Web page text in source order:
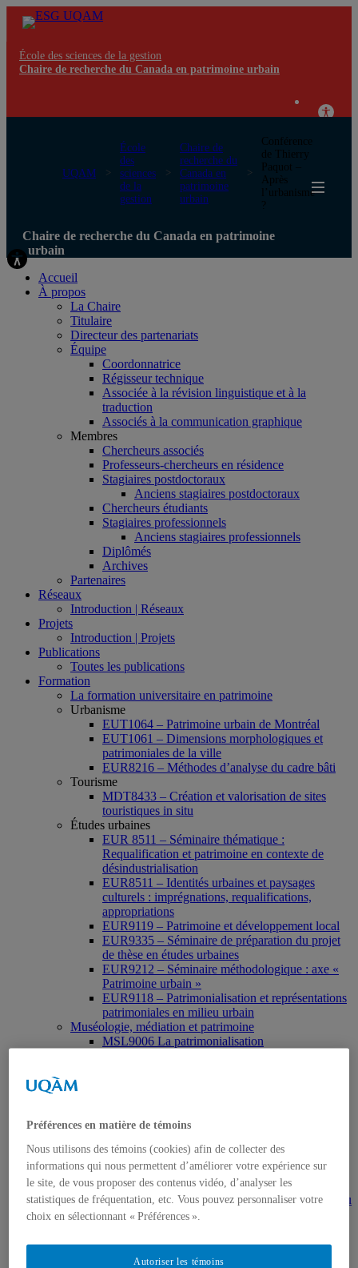
École des sciences de la gestion
Chaire de recherche du Canada en patrimoine urbain
UQAM
École
des
sciences
de la
gestion
Chaire de
recherche du
Canada en
patrimoine
urbain
Conférence
de Thierry
Paquot –
Après
l’urbanisme
?
Chaire de recherche du Canada en patrimoine
urbain
Accueil
À propos
La Chaire
Titulaire
Directeur des partenariats
Équipe
Coordonnatrice
Régisseur technique
Associée à la révision linguistique et à la
traduction
Associés à la communication graphique
Membres
Chercheurs associés
Professeurs-chercheurs en résidence
Stagiaires postdoctoraux
Anciens stagiaires postdoctoraux
Chercheurs étudiants
Stagiaires professionnels
Anciens stagiaires professionnels
Diplômés
Archives
Partenaires
Réseaux
Introduction | Réseaux
Projets
Introduction | Projets
Publications
Toutes les publications
Formation
La formation universitaire en patrimoine
Urbanisme
EUT1064 – Patrimoine urbain de Montréal
EUT1061 – Dimensions morphologiques et
patrimoniales de la ville
EUR8216 – Méthodes d’analyse du cadre bâti
Tourisme
MDT8433 – Création et valorisation de sites
touristiques in situ
Études urbaines
EUR 8511 – Séminaire thématique :
Requalification et patrimoine en contexte de
désindustrialisation
EUR8511 – Identités urbaines et paysages
culturels : imprégnations, requalifications,
appropriations
EUR9119 – Patrimoine et développement local
EUR9335 – Séminaire de préparation du projet
de thèse en études urbaines
EUR9212 – Séminaire méthodologique : axe «
Patrimoine urbain »
EUR9118 – Patrimonialisation et représentations
patrimoniales en milieu urbain
Muséologie, médiation et patrimoine
MSL9006 La patrimonialisation
Archives
MDT8001 – Épistémologie des études
touristiques
MDT8101 – Culture et tourisme
MSL9005 – La patrimonialisation
EUR7102 – Dimensions sociales et culturelles du
tourisme
EUR8460 – Patrimoine et requalification des
espaces urbains
Préférences en matière de témoins
Nous utilisons des témoins (cookies) afin de collecter des
informations qui nous permettent d’améliorer votre expérience sur
le site, de vous proposer des contenus vidéo, d’analyser les
statistiques de fréquentation, etc. Vous pouvez personnaliser votre
choix en sélectionnant « Préférences ».
Autoriser les témoins